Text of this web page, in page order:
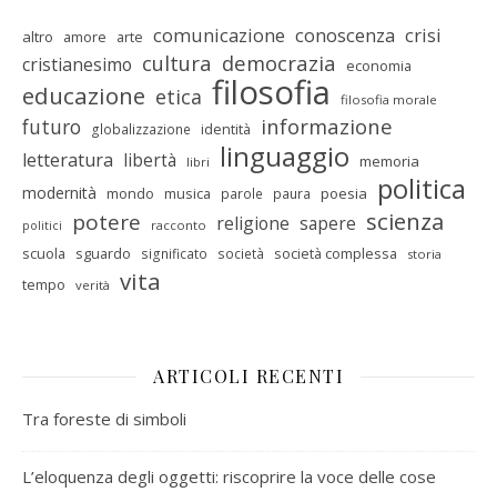
altro amore arte comunicazione conoscenza crisi
cristianesimo cultura democrazia economia
educazione etica filosofia filosofia morale
futuro globalizzazione identità informazione
letteratura libertà libri linguaggio memoria
modernità mondo musica parole paura poesia politica
politici potere racconto religione sapere scienza
scuola sguardo significato società società complessa storia
tempo verità vita
ARTICOLI RECENTI
Tra foreste di simboli
L’eloquenza degli oggetti: riscoprire la voce delle cose